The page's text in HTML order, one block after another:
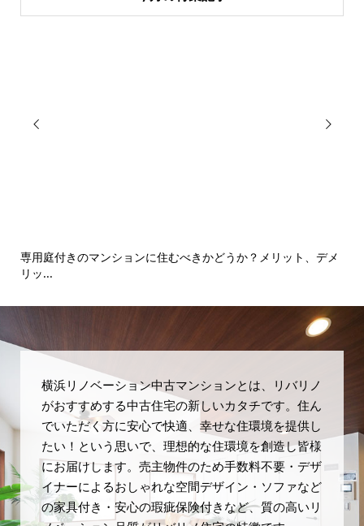

専用庭付きのマンションに住むべきかどうか？メリット、デメ
リッ...

横浜リノベーション中古マンションとは、リバリノ
がおすすめする中古住宅の新しいカタチです。住ん
でいただく方に安心で快適、幸せな住環境を提供し
たい！という思いで、理想的な住環境を創造し皆様
にお届けします。売主物件のため手数料不要・デザ
イナーによるおしゃれな空間デザイン・ソファなど
の家具付き・安心の瑕疵保険付きなど、質の高いリ